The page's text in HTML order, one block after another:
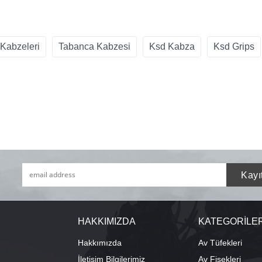
Tabanca Kabzesi Ksd Kabza Ksd Grips
HAKKIMIZDA
Hakkımızda
İletişim Bilgilerimiz
Av Tüfekleri
Av Fişekleri